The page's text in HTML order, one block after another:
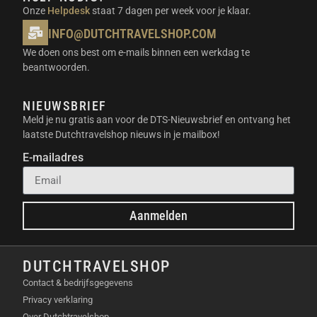
BELANGRIJKSTE
EIGENSCHAPPEN
360° Infinite Pan Tracking
Ingebouwde selfie stick
Geavanceerde stabilisatie
Compacte en draagbare vormgeving
Intuïtieve app
Veelzijdige opnamemodi
INHOUD VAN DE VERPAKKING
Insta360 Flow 2 Pro Grey gimbal
Magnetische telefoonbevestiging
USB-C naar USB-A oplaadkabel
Beschermende hoes
Onze Helpdesk staat 7 dagen per week voor je klaar.
INFO@DUTCHTRAVELSHOP.COM
We doen ons best om e-mails binnen een werkdag te
beantwoorden.
NIEUWSBRIEF
Meld je nu gratis aan voor de DTS-Nieuwsbrief en ontvang het
laatste Dutchtravelshop nieuws in je mailbox!
E-mailadres
Aanmelden
DUTCHTRAVELSHOP
Contact & bedrijfsgegevens
Privacy verklaring